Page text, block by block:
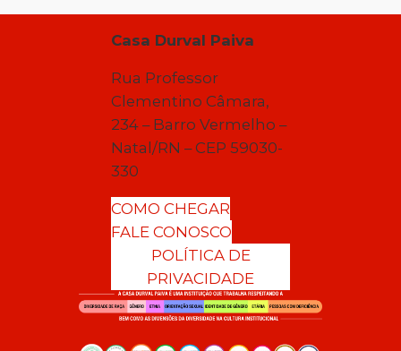
Casa Durval Paiva
Rua Professor
Clementino Câmara,
234 – Barro Vermelho –
Natal/RN – CEP 59030-
330
COMO CHEGAR
FALE CONOSCO
POLÍTICA DE
PRIVACIDADE